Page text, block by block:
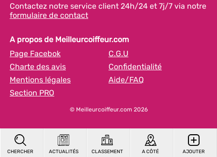
CHERCHER ACTUALITÉS CLASSEMENT A CÔTÉ AJOUTER
Contactez notre service client 24h/24 et 7j/7 via notre
formulaire de contact
A propos de Meilleurcoiffeur.com
Page Facebok
C.G.U
Charte des avis
Confidentialité
Mentions légales
Aide/FAQ
Section PRO
© Meilleurcoiffeur.com 2026